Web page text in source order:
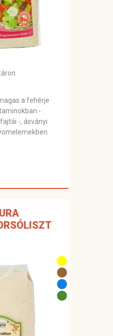
a fehérje
-
-, ásványi